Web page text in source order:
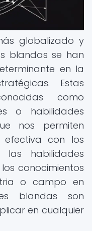
globalizado y
blandas se han
en la
Estas
como
o habilidades
nos permiten
efectiva con los
habilidades
conocimientos
o campo en
blandas son
en cualquier